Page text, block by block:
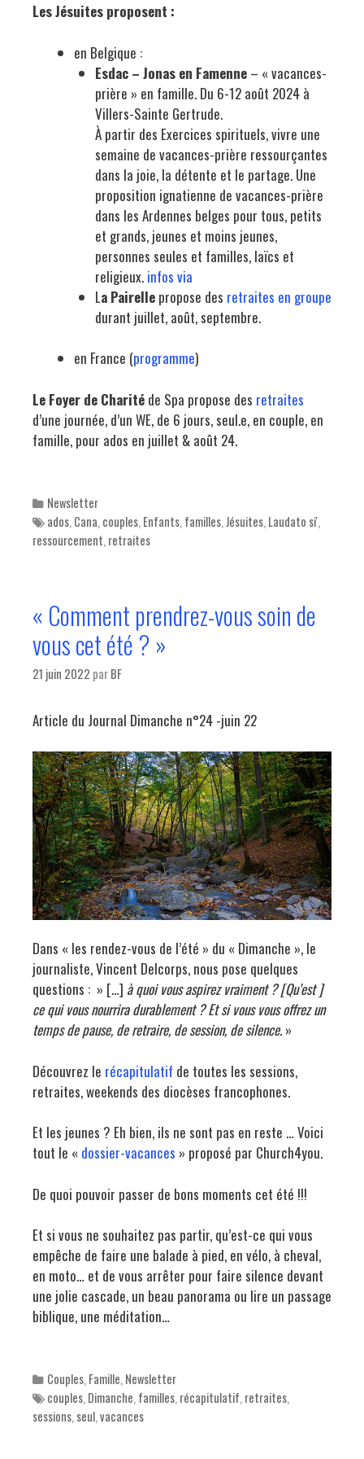
Les Jésuites proposent :
en Belgique :
Esdac – Jonas en Famenne– « vacances-
prière » en famille. Du 6-12 août 2024 à
Villers-Sainte Gertrude.
À partir des Exercices spirituels, vivre une
semaine de vacances-prière ressourçantes
dans la joie, la détente et le partage. Une
proposition ignatienne de vacances-prière
dans les Ardennes belges pour tous, petits
et grands, jeunes et moins jeunes,
personnes seules et familles, laïcs et
religieux. infos via
La Pairellepropose des retraites en groupe
durant juillet, août, septembre.
en France (programme)
Le Foyer de Charité de Spa propose des retraites
d’une journée, d’un WE, de 6 jours, seul.e, en couple, en
famille, pour ados en juillet & août 24.
Categories
Newsletter
Tags
ados,Cana,couples,Enfants,familles,Jésuites,Laudato si',
ressourcement,retraites
« Comment prendrez-vous soin de
vous cet été ? »
21 juin 2022 parBF
Article du Journal Dimanche n°24 -juin 22
Dans « les rendez-vous de l’été » du « Dimanche », le
journaliste, Vincent Delcorps, nous pose quelques
questions : » […] à quoi vous aspirez vraiment ? [Qu’est ]
ce qui vous nourrira durablement ? Et si vous vous offrez un
temps de pause, de retraire, de session, de silence. »
Découvrez le récapitulatif de toutes les sessions,
retraites, weekends des diocèses francophones.
Et les jeunes ? Eh bien, ils ne sont pas en reste … Voici
tout le « dossier-vacances » proposé par Church4you.
De quoi pouvoir passer de bons moments cet été !!!
Et si vous ne souhaitez pas partir, qu’est-ce qui vous
empêche de faire une balade à pied, en vélo, à cheval,
en moto… et de vous arrêter pour faire silence devant
une jolie cascade, un beau panorama ou lire un passage
biblique, une méditation…
Categories
Couples,Famille,Newsletter
Tags
couples,Dimanche,familles,récapitulatif,retraites,
sessions,seul,vacances